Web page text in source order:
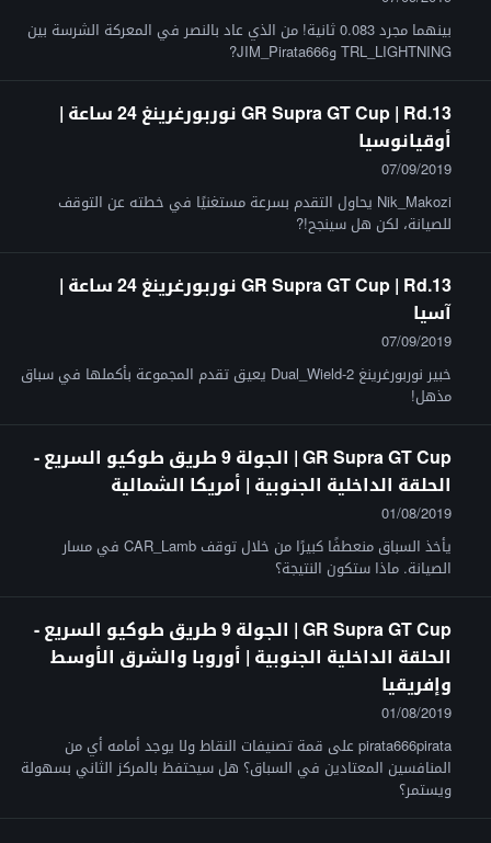
بينهما مجرد 0.083 ثانية! من الذي عاد بالنصر في المعركة الشرسة بين
TRL_LIGHTNING وJIM_Pirata666?
GR Supra GT Cup | Rd.13 نوربورغرينغ 24 ساعة |
أوقيانوسيا
07/09/2019
Nik_Makozi يحاول التقدم بسرعة مستغنيًا في خطته عن التوقف
للصيانة، لكن هل سينجح!?
GR Supra GT Cup | Rd.13 نوربورغرينغ 24 ساعة |
آسيا
07/09/2019
خبير نوربورغرينغ Dual_Wield-2 يعيق تقدم المجموعة بأكملها في سباق
مذهل!
GR Supra GT Cup | الجولة 9 طريق طوكيو السريع -
الحلقة الداخلية الجنوبية | أمريكا الشمالية
01/08/2019
يأخذ السباق منعطفًا كبيرًا من خلال توقف CAR_Lamb في مسار
الصيانة. ماذا ستكون النتيجة؟
GR Supra GT Cup | الجولة 9 طريق طوكيو السريع -
الحلقة الداخلية الجنوبية | أوروبا والشرق الأوسط
وإفريقيا
01/08/2019
pirata666pirata على قمة تصنيفات النقاط ولا يوجد أمامه أي من
المنافسين المعتادين في السباق؟ هل سيحتفظ بالمركز الثاني بسهولة
ويستمر؟